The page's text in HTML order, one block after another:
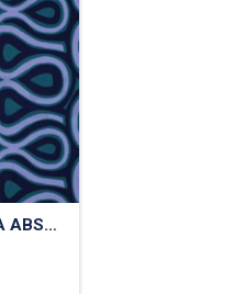
PUNTA DI ROMA ABSTRACT